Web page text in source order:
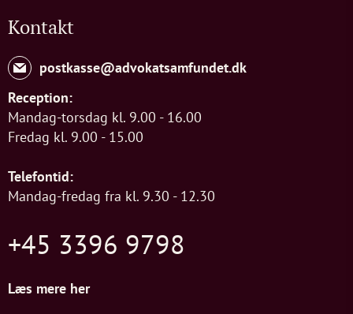
Kontakt
postkasse@advokatsamfundet.dk
Reception:
Mandag-torsdag kl. 9.00 - 16.00
Fredag kl. 9.00 - 15.00
Telefontid:
Mandag-fredag fra kl. 9.30 - 12.30
+45 3396 9798
Læs mere her